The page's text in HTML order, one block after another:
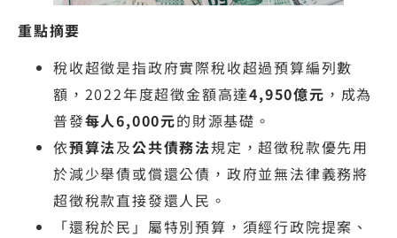
重點摘要
稅收超徵是指政府實際稅收超過預算編列數
額，2022年度超徵金額高達4,950億元 ，成為
普發每人6,000元的財源基礎。
依預算法及公共債務法規定，超徵稅款優先用
於減少舉債或償還公債，政府並無法律義務將
超徵稅款直接發還人民。
「還稅於民」屬特別預算，須經行政院提案、